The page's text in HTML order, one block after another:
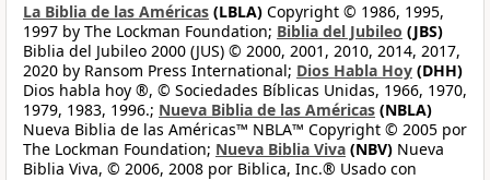
La Biblia de las Américas (LBLA) Copyright © 1986, 1995,
1997 by The Lockman Foundation; Biblia del Jubileo (JBS)
Biblia del Jubileo 2000 (JUS) © 2000, 2001, 2010, 2014, 2017,
2020 by Ransom Press International; Dios Habla Hoy (DHH)
Dios habla hoy ®, © Sociedades Bíblicas Unidas, 1966, 1970,
1979, 1983, 1996.; Nueva Biblia de las Américas (NBLA)
Nueva Biblia de las Américas™ NBLA™ Copyright © 2005 por
The Lockman Foundation; Nueva Biblia Viva (NBV) Nueva
Biblia Viva, © 2006, 2008 por Biblica, Inc.® Usado con